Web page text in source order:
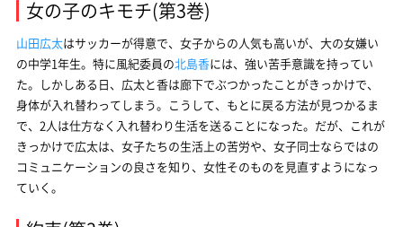
女の子のキモチ(第3巻)
山田広太はサッカーが得意で、女子からの人気も高いが、大の女嫌い
の中学1年生。特に風紀委員の北島香には、強い苦手意識を持ってい
た。しかしある日、広太と香は廊下でぶつかったことがきっかけで、
身体が入れ替わってしまう。こうして、もとに戻る方法が見つかるま
で、2人は仕方なく入れ替わり生活を送ることになった。だが、これが
きっかけで広太は、女子たちの生活上の苦労や、女子同士ならではの
コミュニケーションの良さを知り、女性そのものを見直すようになっ
ていく。